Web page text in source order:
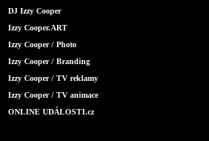
DJ Izzy Cooper
Izzy Cooper.ART
Izzy Cooper / Photo
Izzy Cooper / Branding
Izzy Cooper / TV reklamy
Izzy Cooper / TV animace
ONLINE UDÁLOSTI.cz